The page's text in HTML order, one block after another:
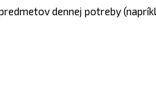
dennej potreby